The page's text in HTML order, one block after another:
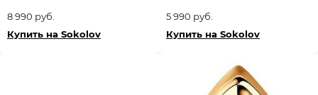
8 990 руб.
Купить на Sokolov
5 990 руб.
Купить на Sokolov